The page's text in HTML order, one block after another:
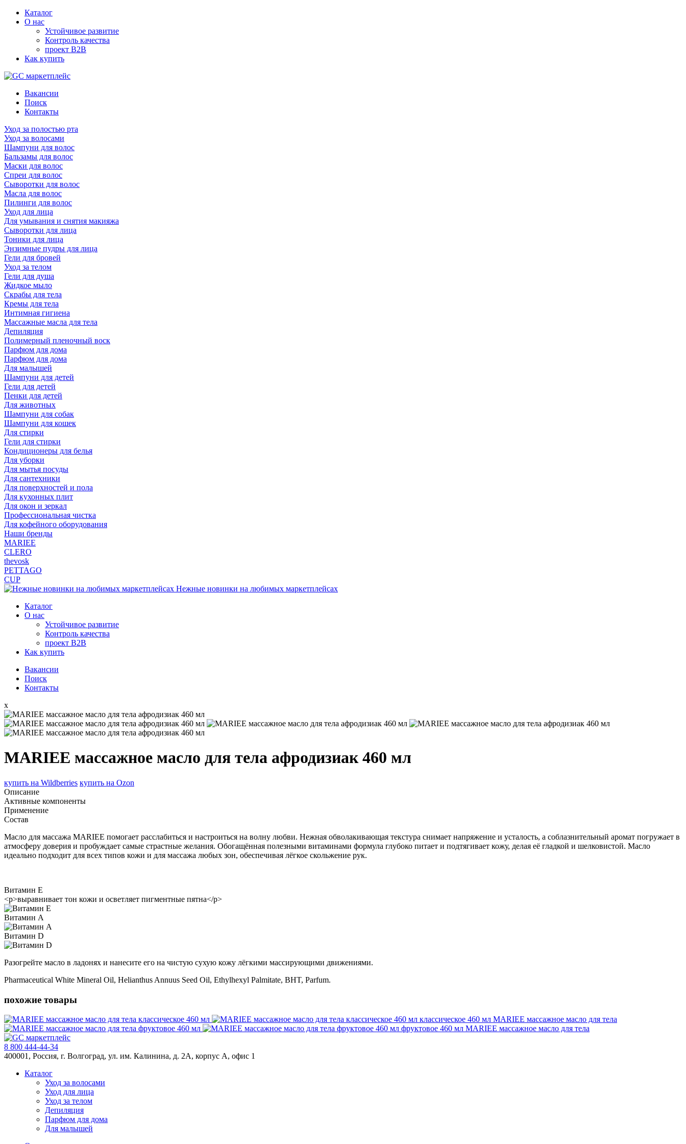
Каталог
О нас
Устойчивое развитие
Контроль качества
проект B2B
Как купить
Вакансии
Поиск
Контакты
Уход за полостью рта
Уход за волосами
Шампуни для волос
Бальзамы для волос
Маски для волос
Спреи для волос
Сыворотки для волос
Масла для волос
Пилинги для волос
Уход для лица
Для умывания и снятия макияжа
Сыворотки для лица
Тоники для лица
Энзимные пудры для лица
Гели для бровей
Уход за телом
Гели для душа
Жидкое мыло
Скрабы для тела
Кремы для тела
Интимная гигиена
Массажные масла для тела
Депиляция
Полимерный пленочный воск
Парфюм для дома
Парфюм для дома
Для малышей
Шампуни для детей
Гели для детей
Пенки для детей
Для животных
Шампуни для собак
Шампуни для кошек
Для стирки
Гели для стирки
Кондиционеры для белья
Для уборки
Для мытья посуды
Для сантехники
Для поверхностей и пола
Для кухонных плит
Для окон и зеркал
Профессиональная чистка
Для кофейного оборудования
Наши бренды
MARIEE
CLERO
thevosk
PETTAGO
CUP
Нежные новинки на любимых маркетплейсах
Каталог
О нас
Устойчивое развитие
Контроль качества
проект B2B
Как купить
Вакансии
Поиск
Контакты
x
MARIEE массажное масло для тела афродизиак 460 мл
купить на Wildberries купить на Ozon
Описание
Активные компоненты
Применение
Состав
Масло для массажа MARIEE помогает расслабиться и настроиться на волну любви. Нежная обволакивающая текстура снимает напряжение и усталость, а соблазнительный аромат погружает в
атмосферу доверия и пробуждает самые страстные желания. Обогащённая полезными витаминами формула глубоко питает и подтягивает кожу, делая её гладкой и шелковистой. Масло
идеально подходит для всех типов кожи и для массажа любых зон, обеспечивая лёгкое скольжение рук.
Витамин Е
<p>выравнивает тон кожи и осветляет пигментные пятна</p>
Витамин А
Витамин D
Разогрейте масло в ладонях и нанесите его на чистую сухую кожу лёгкими массирующими движениями.
Pharmaceutical White Mineral Oil, Helianthus Annuus Seed Oil, Ethylhexyl Palmitate, BHT, Parfum.
похожие товары
классическое 460 мл MARIEE массажное масло для тела
фруктовое 460 мл MARIEE массажное масло для тела
8 800 444-44-34
400001, Россия, г. Волгоград, ул. им. Калинина, д. 2А, корпус А, офис 1
Каталог
Уход за волосами
Уход для лица
Уход за телом
Депиляция
Парфюм для дома
Для малышей